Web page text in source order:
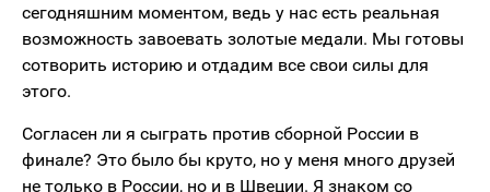
сегодняшним моментом, ведь у нас есть реальная
возможность завоевать золотые медали. Мы готовы
сотворить историю и отдадим все свои силы для
этого.
Согласен ли я сыграть против сборной России в
финале? Это было бы круто, но у меня много друзей
не только в России, но и в Швеции. Я знаком со